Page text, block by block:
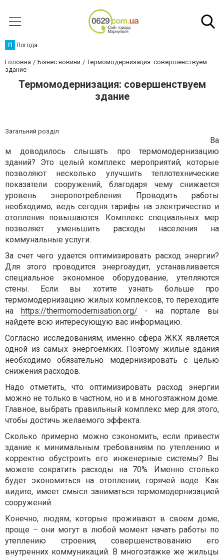
П Погода
Головна Бізнес новини
Термомодернизация: совершенствуем
здание
Термомодернизация: совершенствуем
здание
Загальний розділ
Ва
м доводилось слышать про термомодернизацию
зданий? Это целый комплекс мероприятий, которые
позволяют несколько улучшить теплотехнические
показатели сооружений, благодаря чему снижается
уровень энеропотребления. Проводить работы
необходимо, ведь сегодня тарифы на электричество и
отопления повышаются. Комплекс специальных мер
позволяет уменьшить расходы населения на
коммунальные услуги.
За счет чего удается оптимизировать расход энергии?
Для этого проводится энергоаудит, устанавливается
специальное экономное оборудование, утепляются
стены. Если вы хотите узнать больше про
термомодернизацию жилых комплексов, то переходите
на https://thermomodernisation.org/ - на портале вы
найдете всю интересующую вас информацию.
Согласно исследованиям, именно сфера ЖКХ является
одной из самых энергоемких. Поэтому жилые здания
необходимо обязательно модернизировать с целью
снижения расходов.
Надо отметить, что оптимизировать расход энергии
можно не только в частном, но и в многоэтажном доме.
Главное, выбрать правильный комплекс мер для этого,
чтобы достичь желаемого эффекта.
Сколько примерно можно сэкономить, если привести
здание к минимальным требованиям по утеплению и
корректно обустроить его инженерные системы? Вы
можете сократить расходы на 70%. Именно столько
будет экономиться на отоплении, горячей воде. Как
видите, имеет смысл заниматься термомодернизацией
сооружений.
Конечно, людям, которые проживают в своем доме,
проще – они могут в любой момент начать работы по
утеплению строения, совершенствованию его
внутренних коммуникаций. В многоэтажке же жильцы